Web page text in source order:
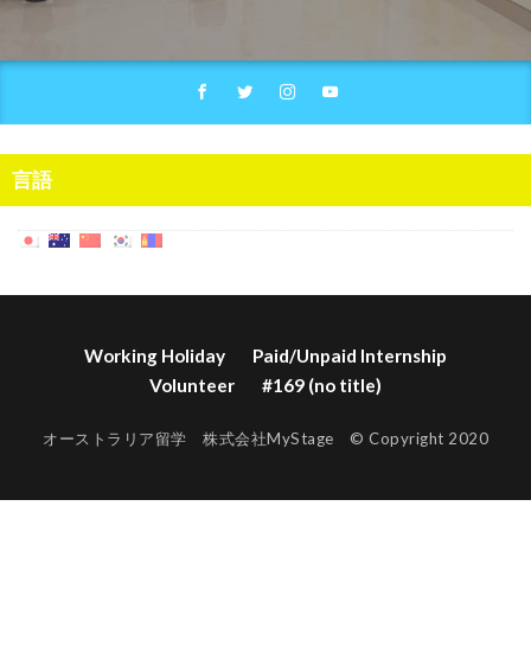
言語
Working Holiday
Paid/Unpaid Internship
Volunteer
#169 (no title)
オーストラリア留学 株式会社MyStage © Copyright 2020